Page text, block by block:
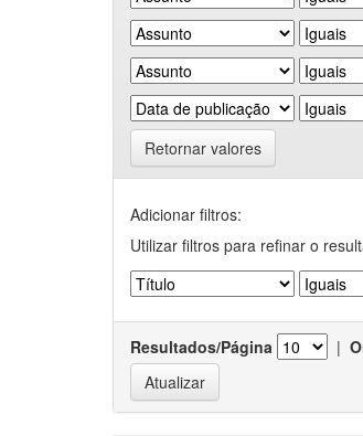
Retornar valores
Adicionar filtros:
Utilizar filtros para refinar o
Resultados/Página |